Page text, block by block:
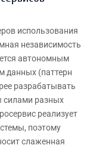
использования
независимость
автономным
данных (паттерн
разрабатывать
силами разных
реализует
поэтому
слаженная